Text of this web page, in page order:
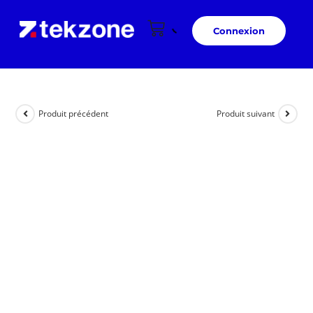
Connexion
Produit précédent Produit suivant